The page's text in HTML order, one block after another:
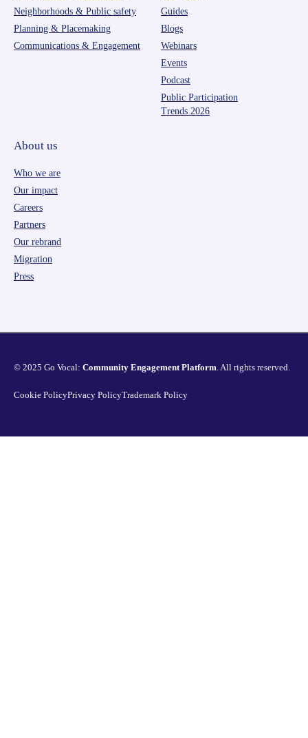
Neighborhoods & Public safety
Planning & Placemaking
Communications & Engagement
Guides
Blogs
Webinars
Events
Podcast
Public Participation
Trends 2026
About us
Who we are
Our impact
Careers
Partners
Our rebrand
Migration
Press
© 2025 Go Vocal: Community Engagement Platform . All rights reserved.
Cookie PolicyPrivacy PolicyTrademark Policy